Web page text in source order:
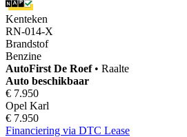
Kenteken
RN-014-X
Brandstof
Benzine
AutoFirst De Roef • Raalte
Auto beschikbaar
€ 7.950
Opel Karl
€ 7.950
Financiering via DTC Lease